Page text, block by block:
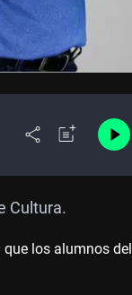
Cultura.
los alumnos del